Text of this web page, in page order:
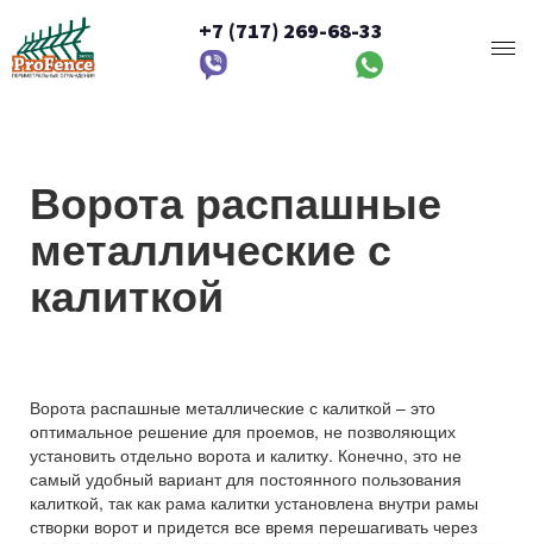
+7 (717) 269-68-33
Ворота распашные
металлические с
калиткой
Ворота распашные металлические с калиткой – это
оптимальное решение для проемов, не позволяющих
установить отдельно ворота и калитку. Конечно, это не
самый удобный вариант для постоянного пользования
калиткой, так как рама калитки установлена внутри рамы
створки ворот и придется все время перешагивать через